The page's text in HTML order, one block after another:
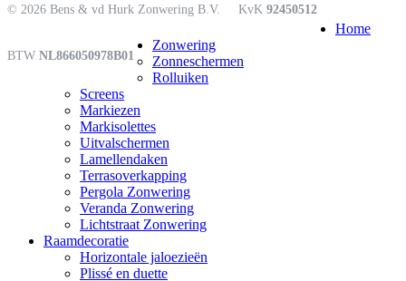
© 2026 Bens & vd Hurk Zonwering B.V. KvK 92450512
BTW NL866050978B01
Close
Home
Zonwering
Zonneschermen
Rolluiken
Screens
Markiezen
Markisolettes
Uitvalschermen
Lamellendaken
Terrasoverkapping
Pergola Zonwering
Veranda Zonwering
Lichtstraat Zonwering
Raamdecoratie
Horizontale jaloezieën
Plissé en duette